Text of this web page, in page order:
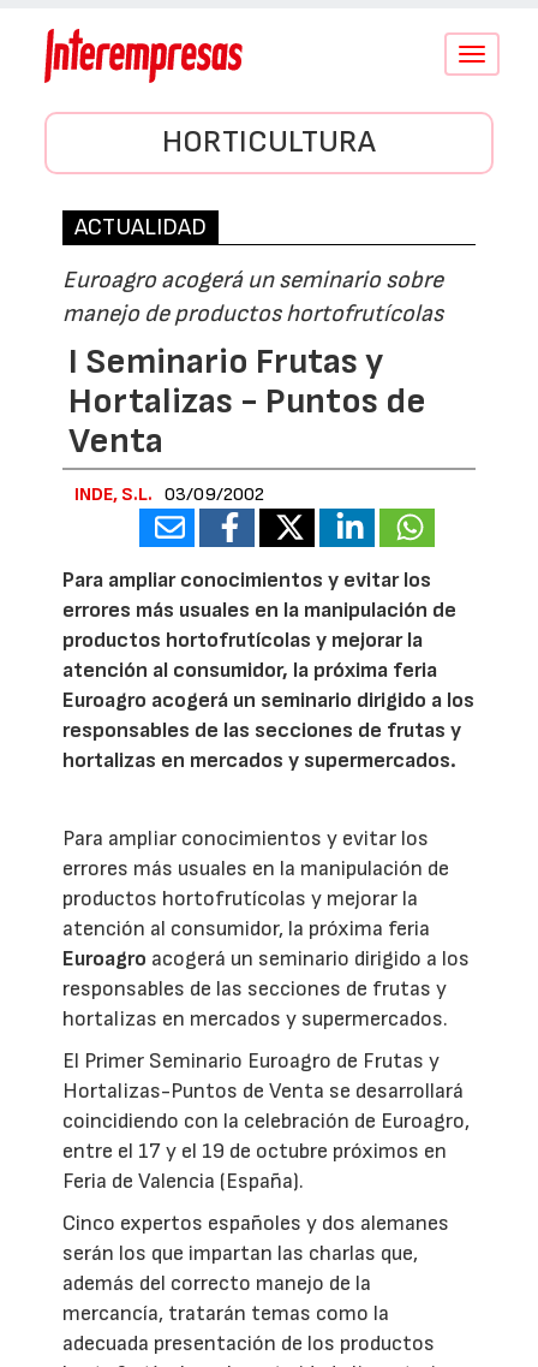
Conmutar
HORTICULTURA
ACTUALIDAD
Euroagro acogerá un seminario sobre
manejo de productos hortofrutícolas
I Seminario Frutas y
Hortalizas - Puntos de
Venta
INDE, S.L. 03/09/2002
Para ampliar conocimientos y evitar los
errores más usuales en la manipulación de
productos hortofrutícolas y mejorar la
atención al consumidor, la próxima feria
Euroagro acogerá un seminario dirigido a los
responsables de las secciones de frutas y
hortalizas en mercados y supermercados.
Para ampliar conocimientos y evitar los
errores más usuales en la manipulación de
productos hortofrutícolas y mejorar la
atención al consumidor, la próxima feria
Euroagro acogerá un seminario dirigido a los
responsables de las secciones de frutas y
hortalizas en mercados y supermercados.
El Primer Seminario Euroagro de Frutas y
Hortalizas-Puntos de Venta se desarrollará
coincidiendo con la celebración de Euroagro,
entre el 17 y el 19 de octubre próximos en
Feria de Valencia (España).
Cinco expertos españoles y dos alemanes
serán los que impartan las charlas que,
además del correcto manejo de la
mercancía, tratarán temas como la
adecuada presentación de los productos